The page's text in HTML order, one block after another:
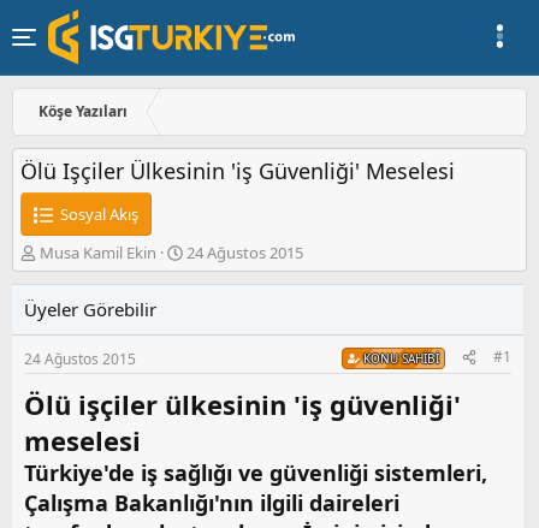
Köşe Yazıları
Ölü Işçiler Ülkesinin 'iş Güvenliği' Meselesi
Sosyal Akış
K
o
u
y
u
b
a
l
a
a
Musa Kamil Ekin
B
a
a
g
ı
a
r
i
24 Ağustos 2015
Üyeler Görebilir
24 Ağustos 2015 KONU SAHIBI #1
Ölü işçiler ülkesinin 'iş güvenliği'
meselesi
Türkiye'de iş sağlığı ve güvenliği sistemleri,
Çalışma Bakanlığı'nın ilgili daireleri